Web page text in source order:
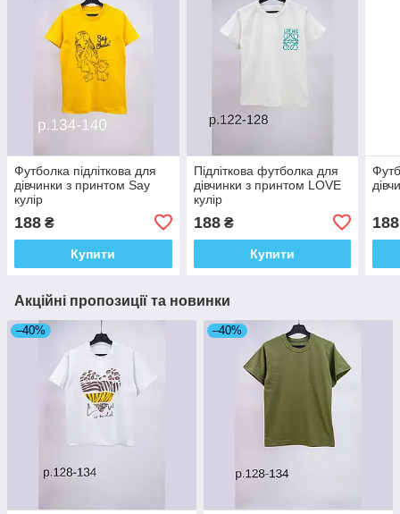
Футболка підліткова для
дівчинки з принтом Say
кулір
188 ₴
Купити
Підліткова футболка для
дівчинки з принтом LOVE
кулір
188₴
Купити
188
Акційні пропозиції та новинки
–40% –40%